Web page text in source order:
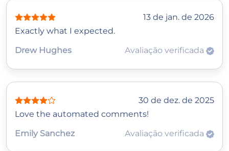
13 de jan. de 2026
Exactly what I expected.
Drew Hughes
Avaliação verificada
30 de dez. de 2025
Love the automated comments!
Emily Sanchez
Avaliação verificada